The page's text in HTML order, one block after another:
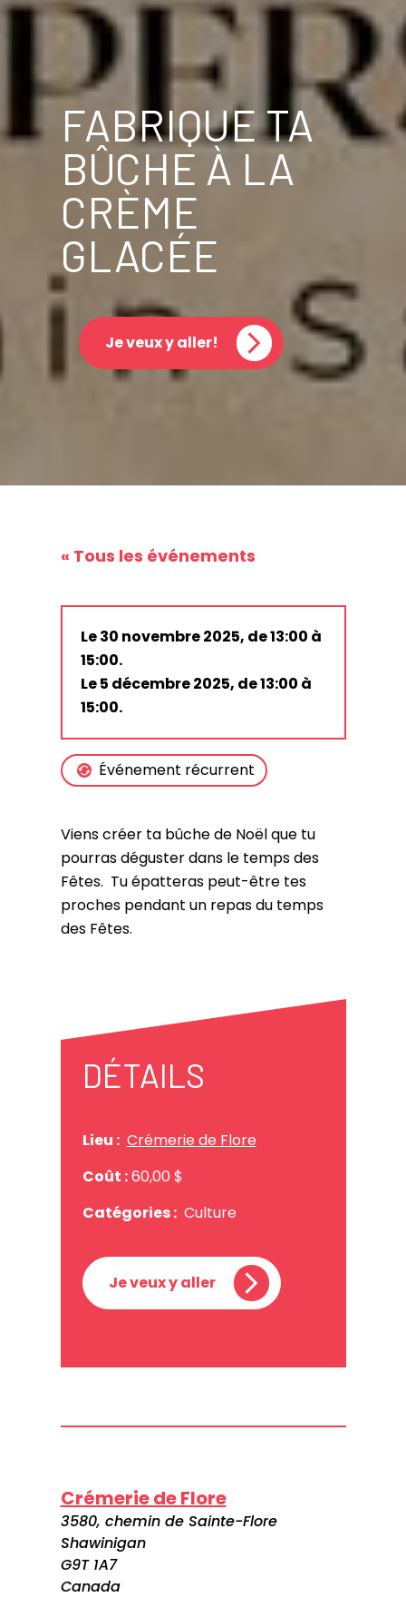
FABRIQUE TA
BÛCHE À LA
CRÈME
GLACÉE
Je veux y aller!
« Tous les événements
Le 30 novembre 2025, de 13:00 à
15:00.
Le 5 décembre 2025, de 13:00 à
15:00.
Événement récurrent
Viens créer ta bûche de Noël que tu
pourras déguster dans le temps des
Fêtes. Tu épatteras peut-être tes
proches pendant un repas du temps
des Fêtes.
DÉTAILS
Lieu : Crémerie de Flore
Coût :60,00 $
Catégories : Culture
Je veux y aller
Crémerie de Flore
3580, chemin de Sainte-Flore
Shawinigan
G9T 1A7
Canada